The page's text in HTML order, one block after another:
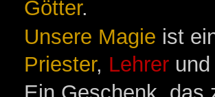
Götter.
Unsere Magie ist
Priester, Lehrer